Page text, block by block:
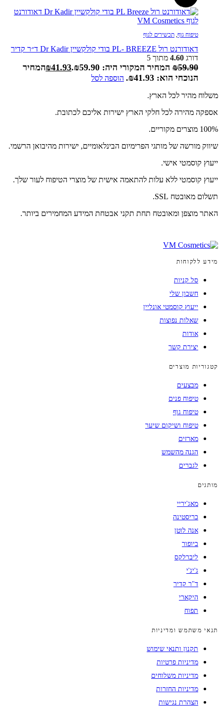
טיפוח גוף, תכשירים לגוף
דאודורנט רול PL- BREEZE בודי קולקשיין Dr Kadir ד״ר קדיר
דורג 4.60 מתוך 5
₪59.90 המחיר המקורי היה: ₪59.90. ₪41.93 המחיר
הנוכחי הוא: ₪41.93.
הוספה לסל
משלוח מהיר לכל הארץ.
אספקה מהירה לכל חלקי הארץ ישירות אליכם לכתובת.
100% מוצרים מקוריים.
שיווק מורשה של מותגי הפרימיום הבינלאומיים, ישירות מהיבואן הרשמי.
ייעוץ קוסמטי אישי.
ייעוץ קוסמטי ללא עלות להתאמה אישית של מוצרי הטיפוח לעור שלך.
תשלום מאובטח SSL.
האתר מוצפן ומאובטח תחת תקני אבטחת המידע המחמירים ביותר.
מידע ללקוחות
סל קניות
חשבון שלי
ייעוץ קוסמטי אונליין
שאלות נפוצות
אודות
יצירת קשר
קטגוריות מוצרים
מבצעים
טיפוח פנים
טיפוח גוף
טיפוח ושיקום שיער
מארזים
הגנה מהשמש
לגברים
מותגים
מאג'יריי
כריסטינה
אנה לוטן
ביופור
ליברלקס
ג'יג'י
ד"ר קדיר
היקארי
תפוח
תנאי משתמש ומדיניות
תקנון ותנאי שימוש
מדיניות פרטיות
מדיניות משלוחים
מדיניות החזרות
הצהרת נגישות